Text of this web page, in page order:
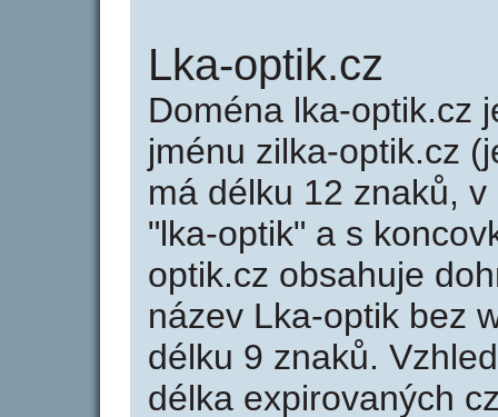
Lka-optik.cz
Doména lka-optik.cz
jménu zilka-optik.cz
má délku 12 znaků,
"lka-optik" a s
optik.cz obsahuje
název Lka-optik bez
délku 9 znaků.
délka expirovaných